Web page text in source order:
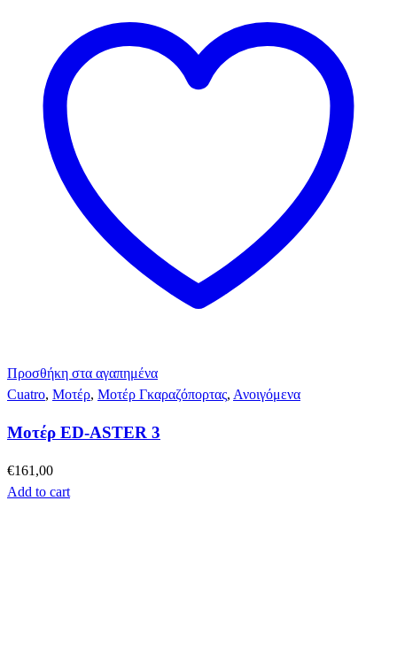
Προσθήκη στα αγαπημένα
Cuatro, Μοτέρ, Μοτέρ Γκαραζόπορτας, Ανοιγόμενα
Μοτέρ ED-ASTER 3
€161,00
Add to cart